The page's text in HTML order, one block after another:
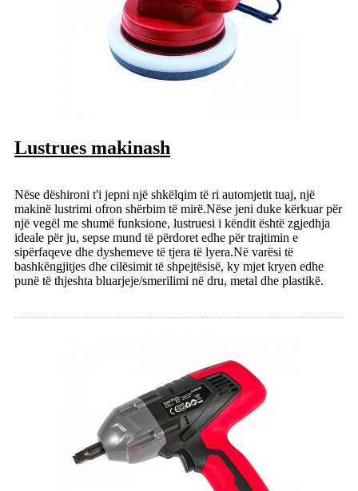
Lustrues makinash
Nëse dëshironi t'i jepni një shkëlqim të ri automjetit tuaj, një
makinë lustrimi ofron shërbim të mirë.Nëse jeni duke kërkuar për
një vegël me shumë funksione, lustruesi i këndit është zgjedhja
ideale për ju, sepse mund të përdoret edhe për trajtimin e
sipërfaqeve dhe dyshemeve të tjera të lyera.Në varësi të
bashkëngjitjes dhe cilësimit të shpejtësisë, ky mjet kryen edhe
punë të thjeshta bluarjeje/smerilimi në dru, metal dhe plastikë.